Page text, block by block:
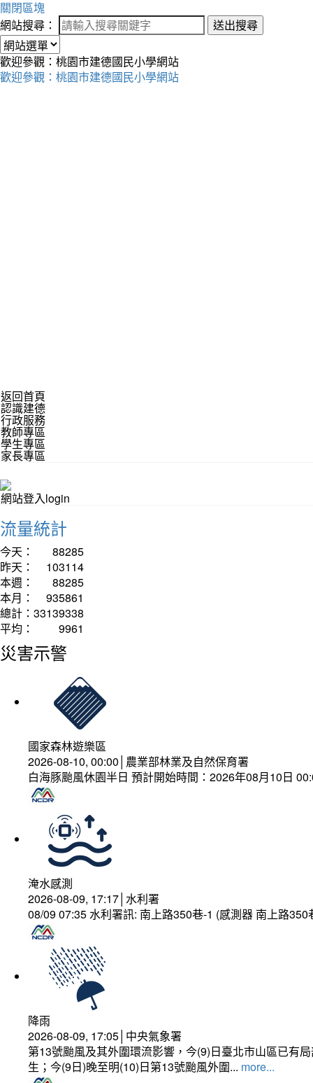
關閉區塊
網站搜尋：
送出搜尋
歡迎參觀：桃園市建德國民小學網站
歡迎參觀：桃園市建德國民小學網站
返回首頁
認識建德
行政服務
教師專區
學生專區
家長專區
網站登入login
流量統計
今天：
88285
昨天：
103114
本週：
88285
本月：
935861
總計： 33139338
平均：
9961
災害示警
國家森林遊樂區
2026-08-10, 00:00│農業部林業及自然保育署
白海豚颱風休園半日 預計開始時間：2026年08月10日
淹水感測
2026-08-09, 17:17│水利署
08/09 07:35 水利署訊: 南上路350巷-1 (感測器 南上路
降雨
2026-08-09, 17:05│中央氣象署
第13號颱風及其外圍環流影響，今(9)日臺北市山區已有
生；今(9日)晚至明(10)日第13號颱風外圍... more...